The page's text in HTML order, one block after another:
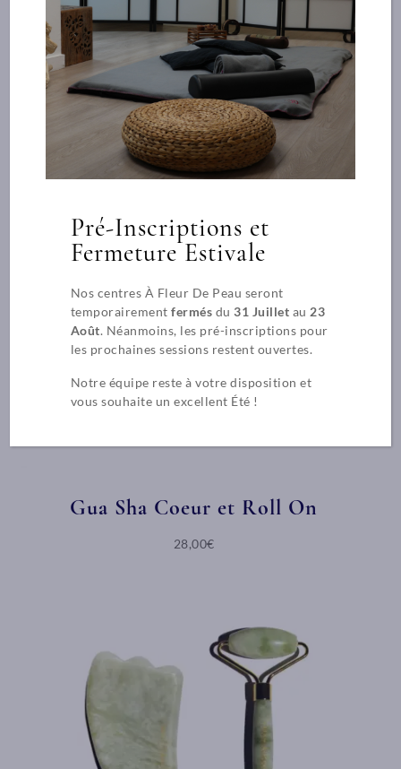
Produits
complémentaires
Gua Sha Coeur et Roll On
28,00€
Pré-Inscriptions et
Fermeture Estivale
Nos centres À Fleur De Peau seront
temporairementfermés du31 Juillet au 23
Août. Néanmoins, les pré-inscriptions pour
les prochaines sessions restent ouvertes.
Notre équipe reste à votre disposition et
vous souhaite un excellent Été !